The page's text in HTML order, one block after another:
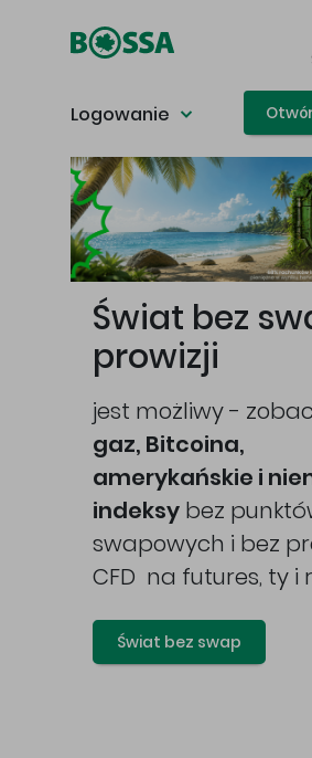
Logowanie
Główna treść
Świat bez
prowizji
jest możliwy -
gaz, Bitcoina,
amerykańskie i
indeksy bez
swapowych i bez
CFD na futures, ty i
Świat bez swap